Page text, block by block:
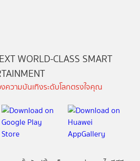
WORLD-CLASS SMART
ความบันเทิงระดับโลกตรงใจคุณ